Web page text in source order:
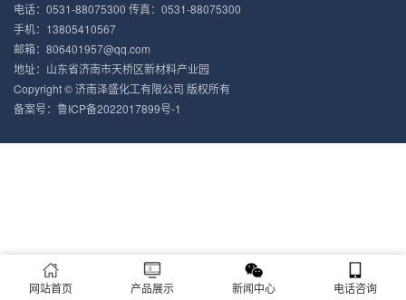
电话：0531-88075300 传真：0531-88075300
手机：13805410567
邮箱：806401957@qq.com
地址：山东省济南市天桥区新材料产业园
Copyright © 济南泽盛化工有限公司 版权所有
备案号： 鲁ICP备2022017899号-1
网站首页 产品展示 新闻中心 电话咨询